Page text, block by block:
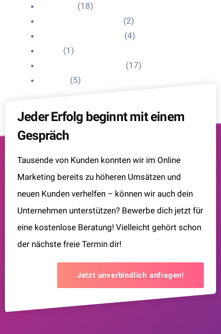
(18)
(2)
(4)
(1)
(17)
(5)
Jeder Erfolg beginnt mit einem
Gespräch
Tausende von Kunden konnten wir im Online
Marketing bereits zu höheren Umsätzen und
neuen Kunden verhelfen – können wir auch dein
Unternehmen unterstützen? Bewerbe dich jetzt für
eine kostenlose Beratung! Vielleicht gehört schon
der nächste freie Termin dir!
Jetzt unverbindlich anfragen!